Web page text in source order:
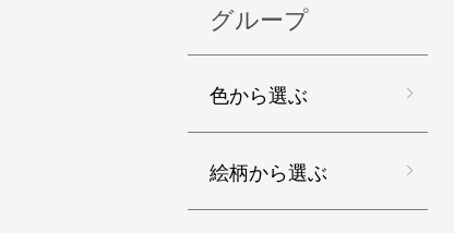
グループ
色から選ぶ
絵柄から選ぶ